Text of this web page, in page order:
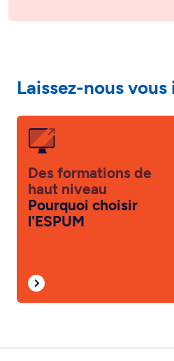
Laissez-nous
Des formations de
haut niveau
Pourquoi choisir
l'ESPUM